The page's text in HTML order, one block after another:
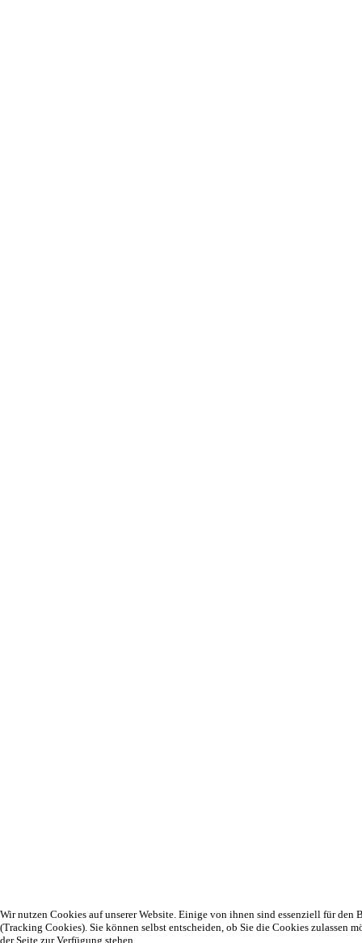
Wir nutzen Cookies auf unserer Website. Einige von ihnen sind essenziell für den
(Tracking Cookies). Sie können selbst entscheiden, ob Sie die Cookies
der Seite zur Verfügung stehen.